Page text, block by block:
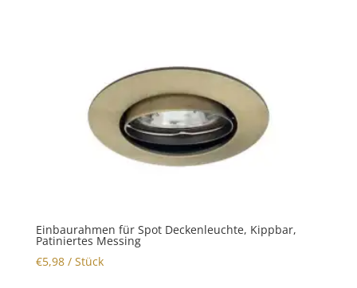
Einbaurahmen für Spot Deckenleuchte, Kippbar,
Patiniertes Messing
€5,98/ Stück